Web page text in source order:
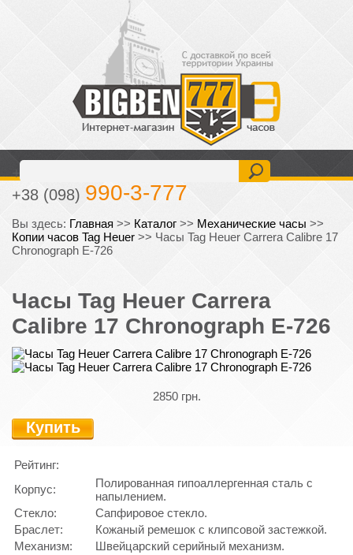
+38 (093)
+38 (098) 990-3-777
Вы здесь: Главная >> Каталог >> Механические часы >>
Копии часов Tag Heuer >> Часы Tag Heuer Carrera Calibre 17
Chronograph E-726
Часы Tag Heuer Carrera
Calibre 17 Chronograph E-726
2850 грн.
Купить
Рейтинг:
Корпус:
Полированная гипоаллергенная сталь с
напылением.
Стекло:
Сапфировое стекло.
Браслет:
Кожаный ремешок с клипсовой застежкой.
Механизм:
Швейцарский серийный механизм.